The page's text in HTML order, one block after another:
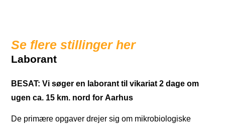
Se flere stillinger her
Laborant
BESAT: Vi søger en laborant til vikariat 2 dage om
ugen ca. 15 km. nord for Aarhus
De primære opgaver drejer sig om mikrobiologiske